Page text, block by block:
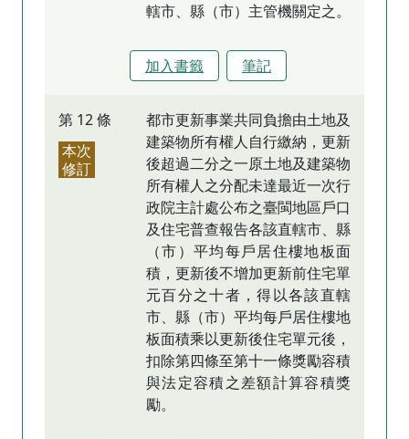
轄市、縣（市）主管機關定之。
加入書籤 筆記
第 12 條
本次
修訂
都市更新事業共同負擔由土地及
建築物所有權人自行繳納，更新
後超過二分之一原土地及建築物
所有權人之分配未達最近一次行
政院主計處公布之臺閩地區戶口
及住宅普查報告各該直轄市、縣
（市）平均每戶居住樓地板面
積，更新後不增加更新前住宅單
元百分之十者，得以各該直轄
市、縣（市）平均每戶居住樓地
板面積乘以更新後住宅單元後，
扣除第四條至第十一條獎勵容積
與法定容積之差額計算容積獎
勵。